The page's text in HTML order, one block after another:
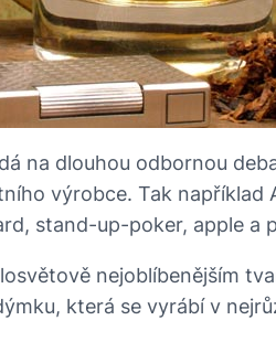
na dlouhou odbornou
výrobce. Tak
stand-up-poker, apple a
nejoblíbenějším
která se vyrábí v